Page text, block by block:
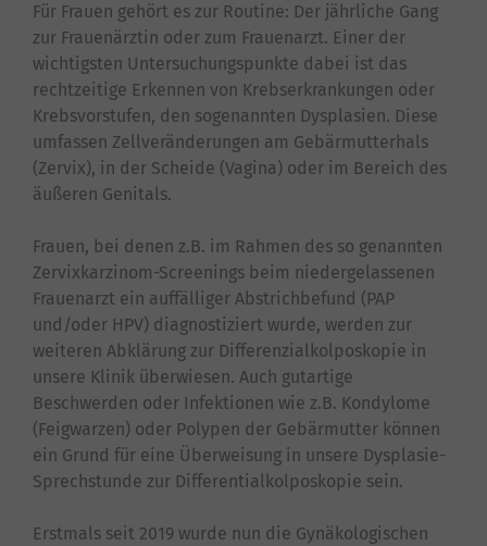
Für Frauen gehört es zur Routine: Der jährliche Gang
zur Frauenärztin oder zum Frauenarzt. Einer der
wichtigsten Untersuchungspunkte dabei ist das
rechtzeitige Erkennen von Krebserkrankungen oder
Krebsvorstufen, den sogenannten Dysplasien. Diese
umfassen Zellveränderungen am Gebärmutterhals
(Zervix), in der Scheide (Vagina) oder im Bereich des
äußeren Genitals.
Frauen, bei denen z.B. im Rahmen des so genannten
Zervixkarzinom-Screenings beim niedergelassenen
Frauenarzt ein auffälliger Abstrichbefund (PAP
und/oder HPV) diagnostiziert wurde, werden zur
weiteren Abklärung zur Differenzialkolposkopie in
unsere Klinik überwiesen. Auch gutartige
Beschwerden oder Infektionen wie z.B. Kondylome
(Feigwarzen) oder Polypen der Gebärmutter können
ein Grund für eine Überweisung in unsere Dysplasie-
Sprechstunde zur Differentialkolposkopie sein.
Erstmals seit 2019 wurde nun die Gynäkologischen